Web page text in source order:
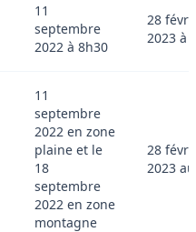
11
septembre
2022 à 8h30
28
2023 à
11
septembre
2022 en zone
plaine et le
18
septembre
2022 en zone
montagne
28
2023